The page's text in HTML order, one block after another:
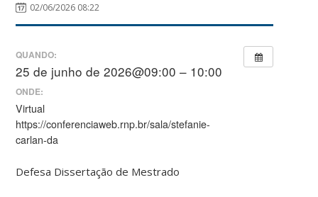
02/06/2026 08:22
QUANDO:
25 de junho de 2026@09:00 – 10:00
ONDE:
Virtual
https://conferenciaweb.rnp.br/sala/stefanie-
carlan-da
Defesa Dissertação de Mestrado